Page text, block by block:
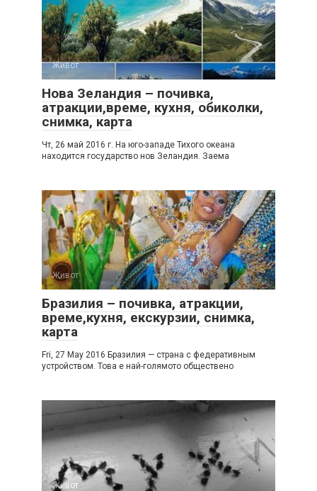
Живот
Нова Зеландия – почивка,
атракции,време, кухня, обиколки,
снимка, карта
Чт, 26 май 2016 г. На юго-западе Тихого океана
находится государство нов Зеландия. Заема
Живот
Бразилия – почивка, атракции,
време,кухня, екскурзии, снимка,
карта
Fri, 27 May 2016 Бразилия — страна с федеративным
устройством. Това е най-голямото обществено
Живот